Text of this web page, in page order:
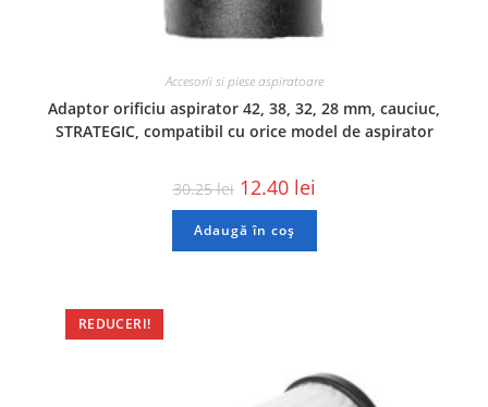
Accesorii si piese aspiratoare
Adaptor orificiu aspirator 42, 38, 32, 28 mm, cauciuc,
STRATEGIC, compatibil cu orice model de aspirator
30.25lei 12.40 lei
Adaugă în coș
REDUCERI!